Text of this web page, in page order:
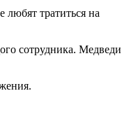
любят тратиться на
сотрудника. Медведи